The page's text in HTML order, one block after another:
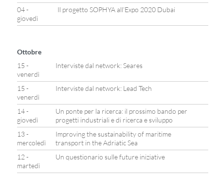
04 -
giovedì
Il progetto SOPHYA all’Expo 2020 Dubai
Ottobre
15 -
venerdì
Interviste dal network: Seares
15 -
venerdì
Interviste dal network: Lead Tech
14 -
giovedì
Un ponte per la ricerca: il prossimo bando per
progetti industriali e di ricerca e sviluppo
13 -
mercoledì
Improving the sustainability of maritime
transport in the Adriatic Sea
12 -
martedì
Un questionario sulle future iniziative